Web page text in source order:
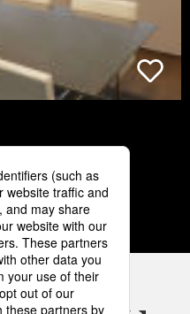
6 7
SNSアカウント